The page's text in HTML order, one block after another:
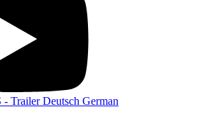
Trailer Deutsch German